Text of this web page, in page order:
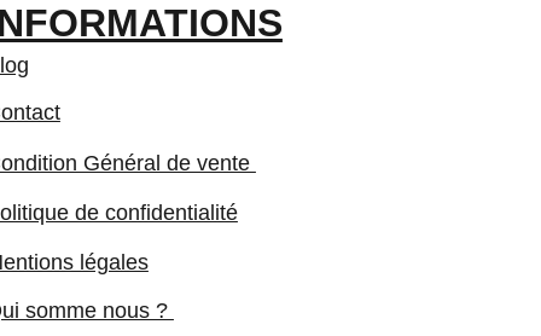
de confidentialité
Général de vente
légales
somme nous ?